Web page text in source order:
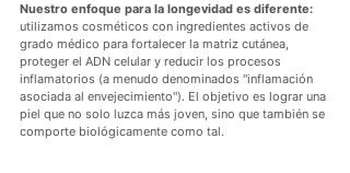
Nuestro enfoque para la longevidad es diferente:
utilizamos cosméticos con ingredientes activos de
grado médico para fortalecer la matriz cutánea,
proteger el ADN celular y reducir los procesos
inflamatorios (a menudo denominados "inflamación
asociada al envejecimiento"). El objetivo es lograr una
piel que no solo luzca más joven, sino que también se
comporte biológicamente como tal.